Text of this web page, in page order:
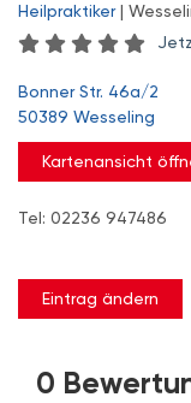
Heilpraktiker|
Bonner Str. 46a/2
50389 Wesseling
Kartenansicht
Tel: 02236 947486
Eintrag ändern
0